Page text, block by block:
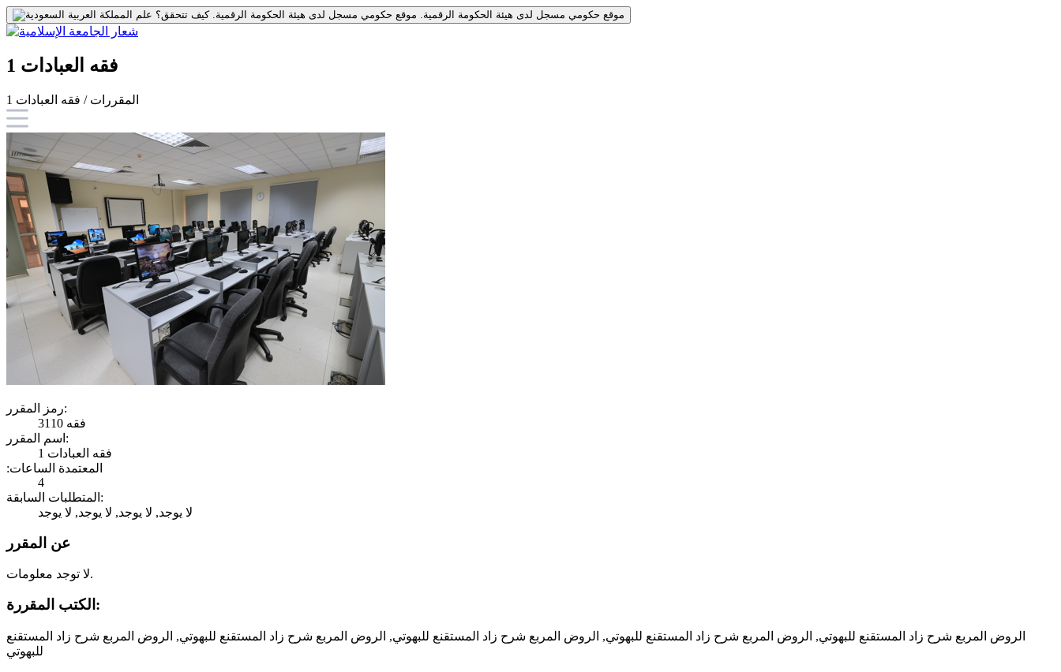
موقع حكومي مسجل لدى هيئة الحكومة الرقمية. موقع حكومي مسجل لدى هيئة الحكومة الرقمية.كيف تتحقق؟
فقه العبادات 1
المقررات / فقه العبادات 1
رمز المقرر:
فقه 3110
اسم المقرر:
فقه العبادات 1
:المعتمدة الساعات
4
المتطلبات السابقة:
لا يوجد, لا يوجد, لا يوجد, لا يوجد
عن المقرر
لا توجد معلومات.
الكتب المقررة:
الروض المربع شرح زاد المستقنع للبهوتي, الروض المربع شرح زاد المستقنع للبهوتي, الروض المربع شرح زاد المستقنع للبهوتي, الروض المربع شرح زاد المستقنع للبهوتي, الروض المربع شرح زاد المستقنع
للبهوتي